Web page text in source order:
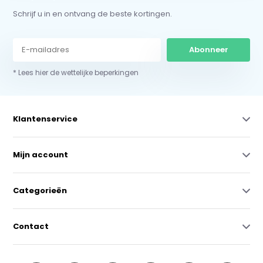
Schrijf u in en ontvang de beste kortingen.
Abonneer
* Lees hier de wettelijke beperkingen
Klantenservice
Mijn account
Categorieën
Contact